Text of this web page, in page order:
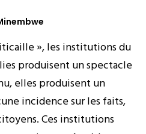
», les institutions du
produisent un spectacle
elles produisent un
incidence sur les faits,
Ces institutions